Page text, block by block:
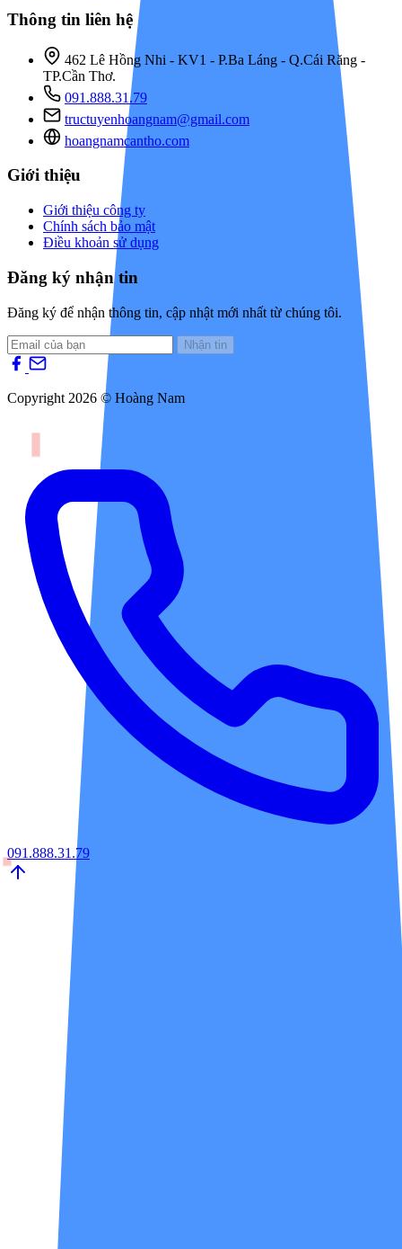
Thông tin liên hệ
462 Lê Hồng Nhi - KV1 - P.Ba Láng - Q.Cái Răng -
TP.Cần Thơ.
091.888.31.79
tructuyenhoangnam@gmail.com
hoangnamcantho.com
Giới thiệu
Giới thiệu công ty
Chính sách bảo mật
Điều khoản sử dụng
Đăng ký nhận tin
Đăng ký để nhận thông tin, cập nhật mới nhất từ chúng tôi.
Nhận tin
Copyright 2026 © Hoàng Nam
091.888.31.79